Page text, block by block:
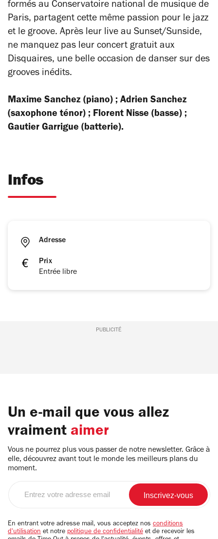
formés au Conservatoire national de musique de
Paris, partagent cette même passion pour le jazz
et le groove. Après leur live au Sunset/Sunside,
ne manquez pas leur concert gratuit aux
Disquaires, une belle occasion de danser sur des
grooves inédits.
Maxime Sanchez (piano) ; Adrien Sanchez
(saxophone ténor) ; Florent Nisse (basse) ;
Gautier Garrigue (batterie).
Infos
Adresse
Prix
Entrée libre
PUBLICITÉ
Un e-mail que vous allez
vraiment aimer
Vous ne pourrez plus vous passer de notre newsletter. Grâce à
elle, découvrez avant tout le monde les meilleurs plans du
moment.
email
En entrant votre adresse mail, vous acceptez nos conditions
d'utilisation et notre politique de confidentialité et de recevoir les